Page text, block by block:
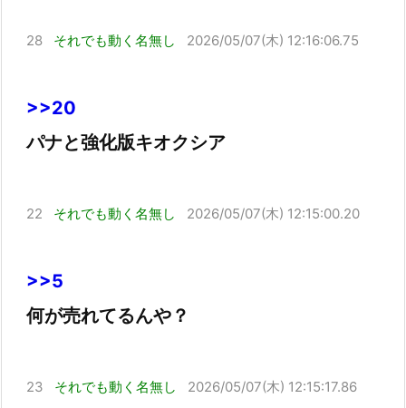
28 それでも動く名無し 2026/05/07(木) 12:16:06.75
>>20
パナと強化版キオクシア
22 それでも動く名無し 2026/05/07(木) 12:15:00.20
>>5
何が売れてるんや？
23 それでも動く名無し 2026/05/07(木) 12:15:17.86